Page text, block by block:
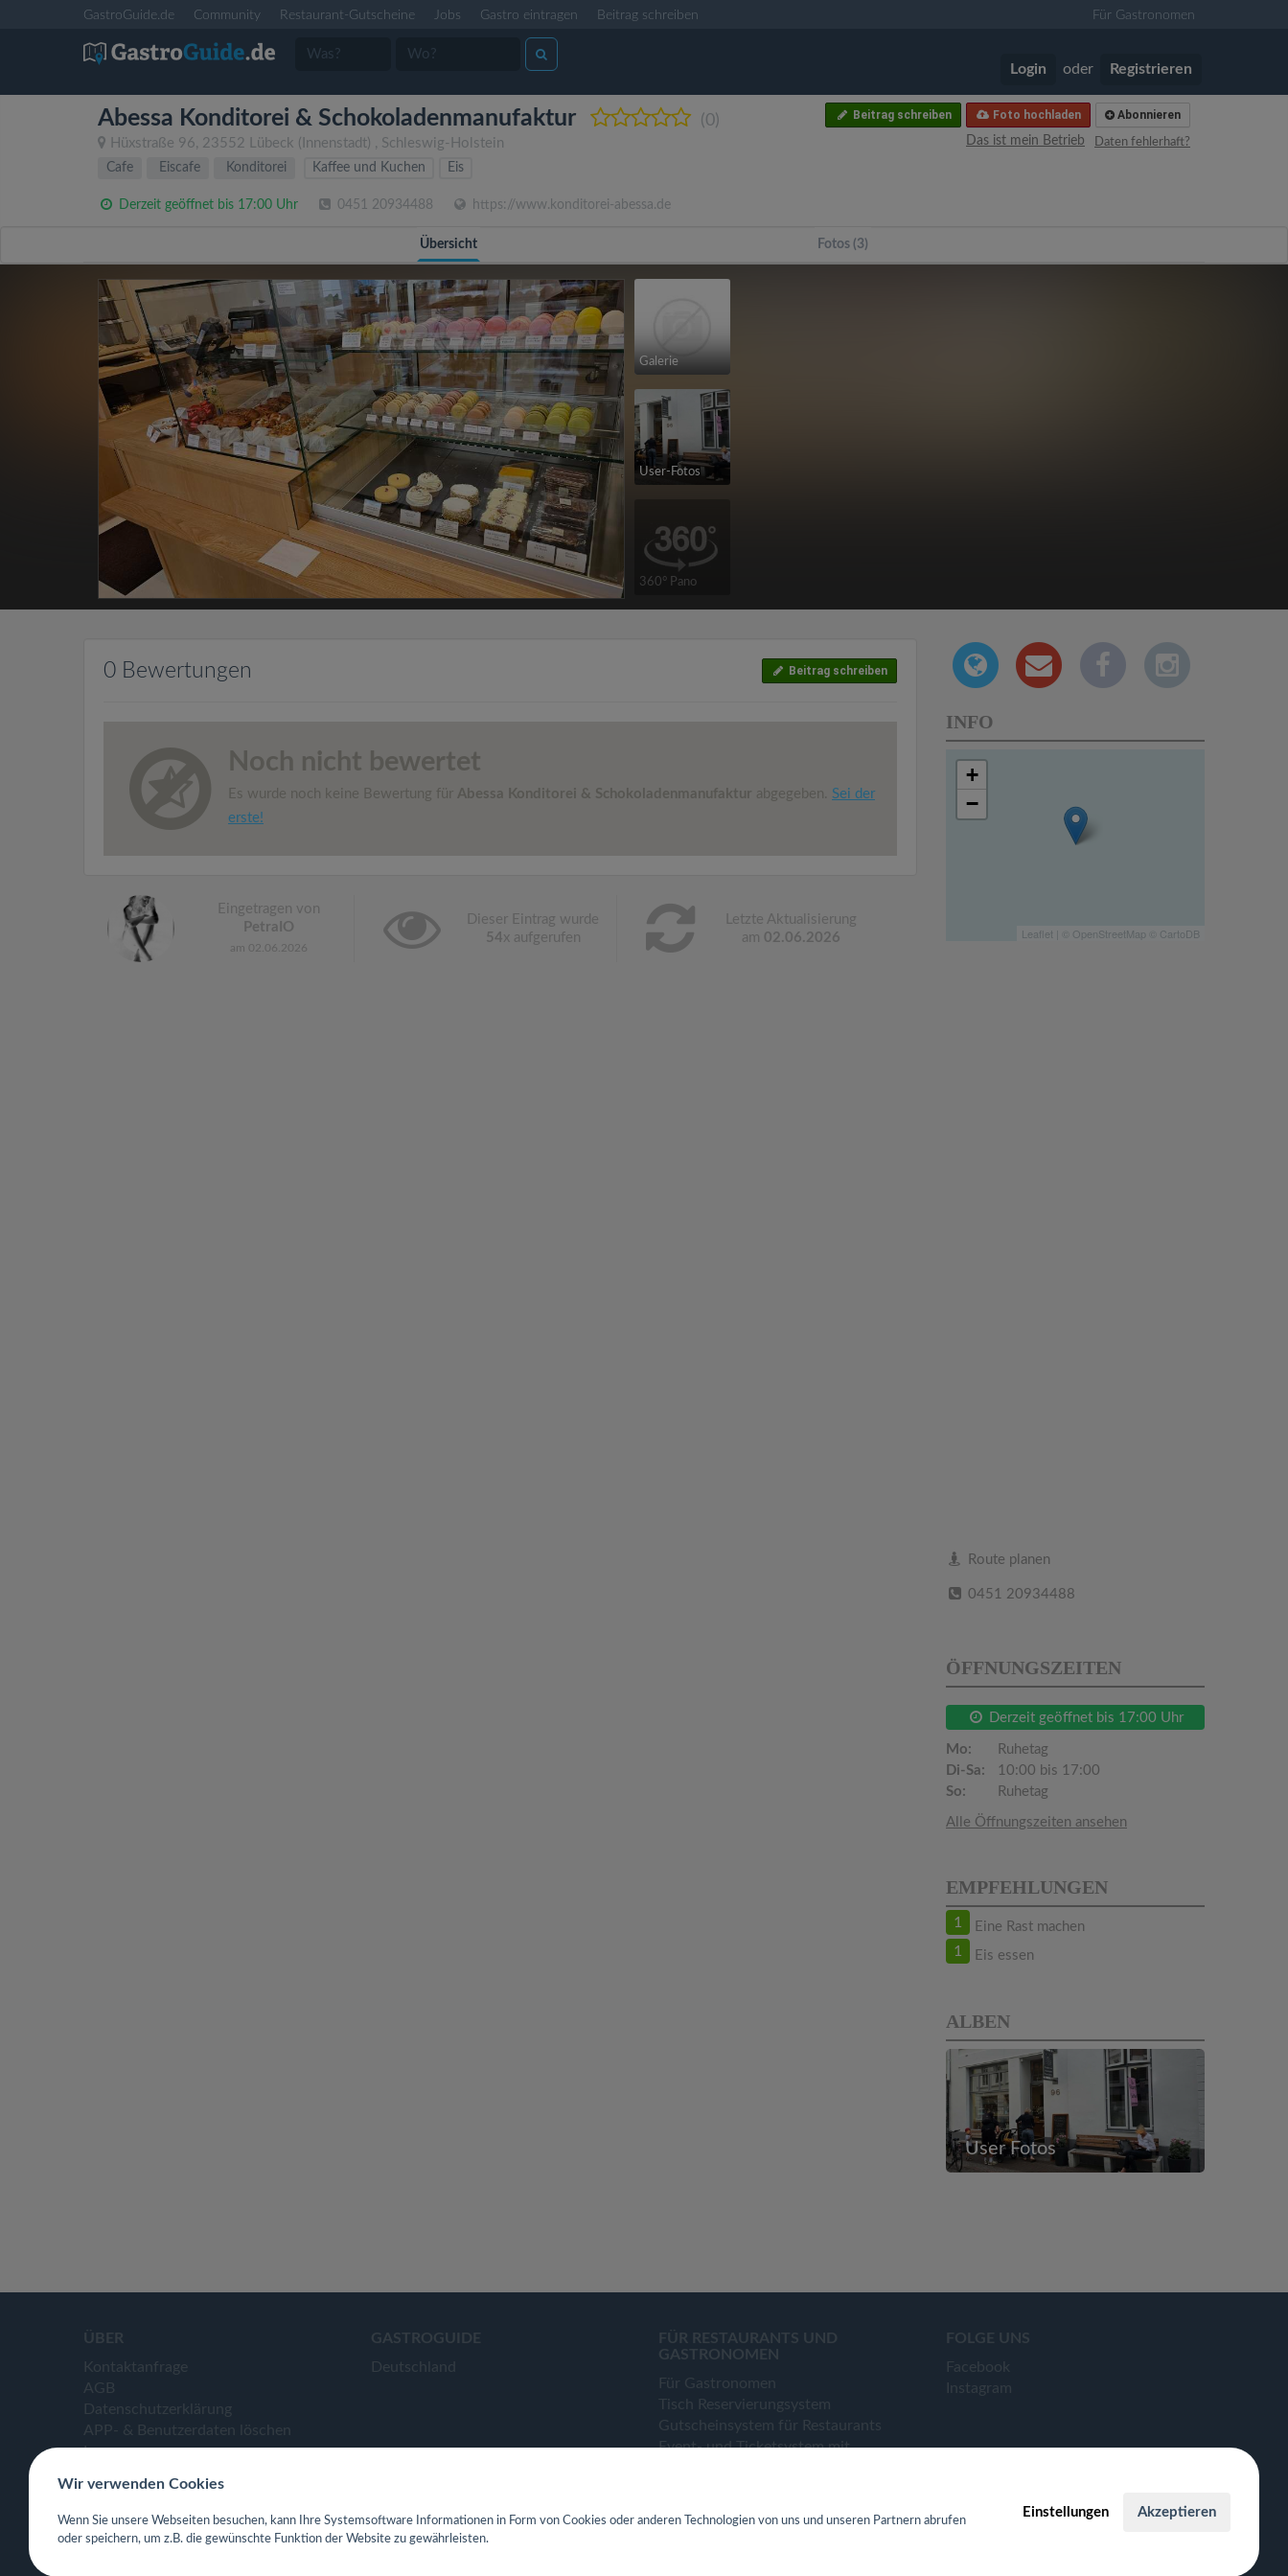
GastroGuide.de Community Restaurant-Gutscheine Jobs Gastro eintragen Beitrag schreiben Für Gastronomen
Login oder Registrieren
Abessa Konditorei & Schokoladenmanufaktur (0)
Hüxstraße 96, 23552 Lübeck (Innenstadt) , Schleswig-Holstein
Abonnieren
Foto hochladen
Beitrag schreiben
Daten fehlerhaft?
Das ist mein Betrieb
Cafe
Eiscafe Konditorei Kaffee und Kuchen Eis
Derzeit geöffnet bis 17:00 Uhr 0451 20934488 https://www.konditorei-abessa.de
Übersicht Fotos (3)
Galerie
User-Fotos
360° Pano
0 Bewertungen Beitrag schreiben
Noch nicht bewertet
Es wurde noch keine Bewertung für Abessa Konditorei & Schokoladenmanufaktur abgegeben. Sei der
erste!
Eingetragen von
PetraIO
am 02.06.2026
Dieser Eintrag wurde
54x aufgerufen
Letzte Aktualisierung
am 02.06.2026
INFO
+
−
Leaflet OpenStreetMap CartoDB
Route planen
0451 20934488
ÖFFNUNGSZEITEN
Derzeit geöffnet bis 17:00 Uhr
Mo:
Ruhetag
Di-Sa:
10:00 bis 17:00
So:
Ruhetag
Alle Öffnungszeiten ansehen
EMPFEHLUNGEN
1 Eine Rast machen
1 Eis essen
ALBEN
User Fotos
ÜBER
Kontaktanfrage
AGB
Datenschutzerklärung
APP- & Benutzerdaten löschen
Impressum
GASTROGUIDE
Deutschland
FÜR RESTAURANTS UND
GASTRONOMEN
Für Gastronomen
Tisch Reservierungsystem
Gutscheinsystem für Restaurants
Event- und Ticketsystem mit
Webseiten für Restaurant
FOLGE UNS
Facebook
Instagram
Wir verwenden Cookies
Wenn Sie unsere Webseiten besuchen, kann Ihre Systemsoftware Informationen in Form von Cookies oder anderen Technologien von uns und unseren Partnern abrufen
oder speichern, um z.B. die gewünschte Funktion der Website zu gewährleisten.
Einstellungen Akzeptieren